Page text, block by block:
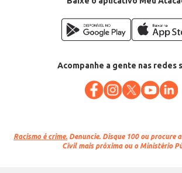
Acompanhe a gente nas redes
Racismo é crime. Denuncie. Disque 100 ou procure
Civil mais próxima ou o Ministério